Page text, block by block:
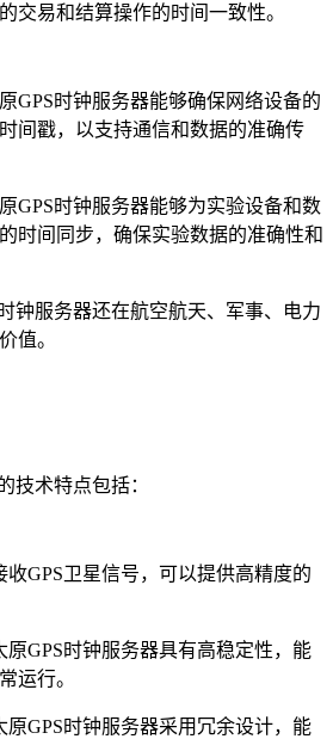
交易和结算操作的时间一致性。
时钟服务器能够确保网络设备的
间戳，以支持通信和数据的准确传
时钟服务器能够为实验设备和数
时间同步，确保实验数据的准确性和
服务器还在航空航天、军事、电力
值。
技术特点包括：
GPS卫星信号，可以提供高精度的
GPS时钟服务器具有高稳定性，能
运行。
GPS时钟服务器采用冗余设计，能